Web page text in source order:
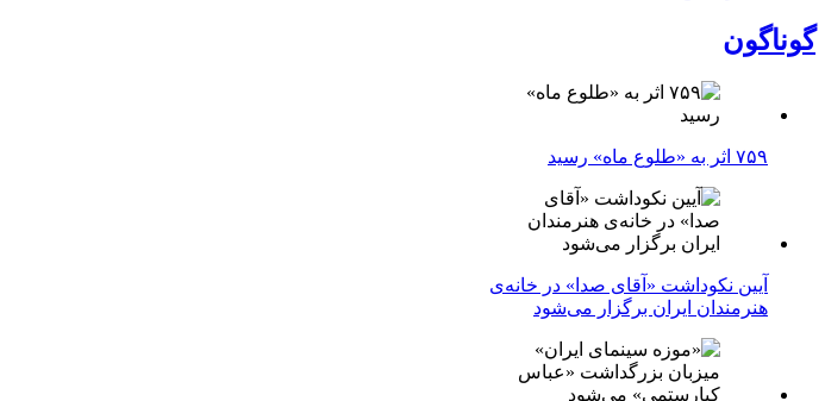
گوناگون
۷۵۹ اثر به «طلوع ماه» رسید
آیین نکوداشت «آقای صدا» در خانه‌ی
هنرمندان ایران برگزار می‌شود